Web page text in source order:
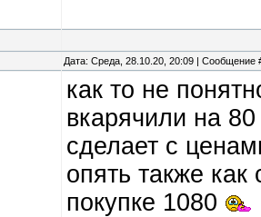
Дата: Среда, 28.10.20, 20:09 | Сообщение
как то не
вкарячили на
сделает с
опять также
покупке 1080